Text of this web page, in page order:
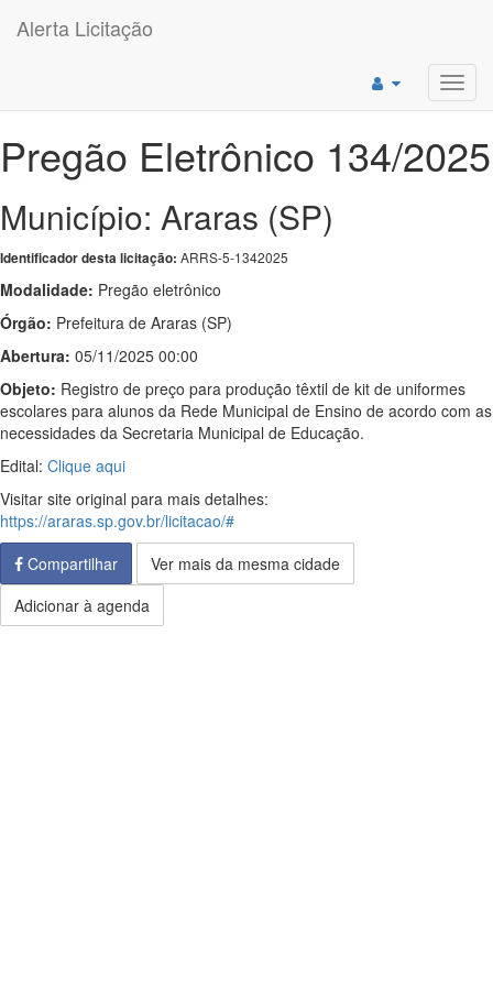
Alerta Licitação
Pregão Eletrônico 134/2025
Município: Araras (SP)
Identificador desta licitação: ARRS-5-1342025
Modalidade: Pregão eletrônico
Órgão: Prefeitura de Araras (SP)
Abertura: 05/11/2025 00:00
Objeto: Registro de preço para produção têxtil de kit de uniformes
escolares para alunos da Rede Municipal de Ensino de acordo com as
necessidades da Secretaria Municipal de Educação.
Edital: Clique aqui
Visitar site original para mais detalhes:
https://araras.sp.gov.br/licitacao/#
Compartilhar
Ver mais da mesma cidade
Adicionar à agenda